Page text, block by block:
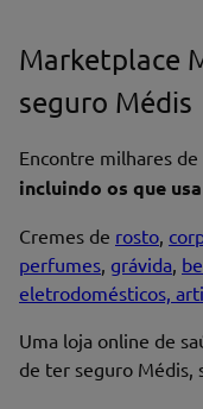
Marketplace
seguro Médis
Encontre milhares de
incluindo os que
Cremes de rosto,
perfumes, grávida,
eletrodomésticos,
Uma loja online de
de ter seguro Médis,